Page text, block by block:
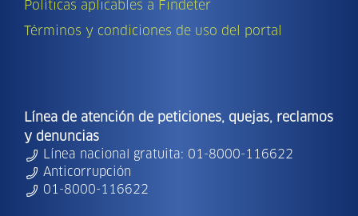
Políticas aplicables a Findeter
Términos y condiciones de uso del portal
Línea de atención de peticiones, quejas, reclamos
y denuncias
Línea nacional gratuita: 01-8000-116622
Anticorrupción
01-8000-116622